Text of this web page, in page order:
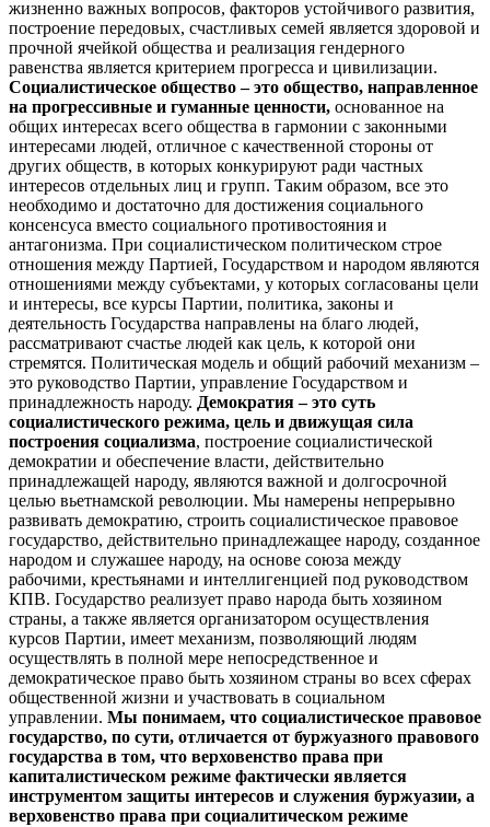
жизненно важных вопросов, факторов устойчивого развития,
построение передовых, счастливых семей является здоровой и
прочной ячейкой общества и реализация гендерного
равенства является критерием прогресса и цивилизации.
Социалистическое общество – это общество, направленное
на прогрессивные и гуманные ценности, основанное на
общих интересах всего общества в гармонии с законными
интересами людей, отличное с качественной стороны от
других обществ, в которых конкурируют ради частных
интересов отдельных лиц и групп. Таким образом, все это
необходимо и достаточно для достижения социального
консенсуса вместо социального противостояния и
антагонизма. При социалистическом политическом строе
отношения между Партией, Государством и народом являются
отношениями между субъектами, у которых согласованы цели
и интересы, все курсы Партии, политика, законы и
деятельность Государства направлены на благо людей,
рассматривают счастье людей как цель, к которой они
стремятся. Политическая модель и общий рабочий механизм –
это руководство Партии, управление Государством и
принадлежность народу. Демократия – это суть
социалистического режима, цель и движущая сила
построения социализма, построение социалистической
демократии и обеспечение власти, действительно
принадлежащей народу, являются важной и долгосрочной
целью вьетнамской революции. Мы намерены непрерывно
развивать демократию, строить социалистическое правовое
государство, действительно принадлежащее народу, созданное
народом и служашее народу, на основе союза между
рабочими, крестьянами и интеллигенцией под руководством
КПВ. Государство реализует право народа быть хозяином
страны, а также является организатором осуществления
курсов Партии, имеет механизм, позволяющий людям
осуществлять в полной мере непосредственное и
демократическое право быть хозяином страны во всех сферах
общественной жизни и участвовать в социальном
управлении. Мы понимаем, что социалистическое правовое
государство, по сути, отличается от буржуазного правового
государства в том, что верховенство права при
капиталистическом режиме фактически является
инструментом защиты интересов и служения буржуазии, а
верховенство права при социалитическом режиме